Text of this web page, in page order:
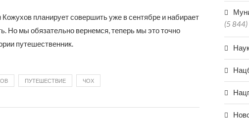
планирует совершить уже в сентябре и набирает
Но мы обязательно вернемся, теперь мы это точно
путешественник.
ПУТЕШЕСТВИЕ ЧОХ
(5 844)